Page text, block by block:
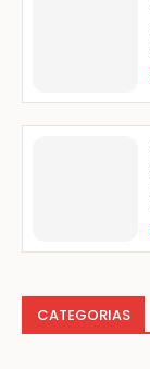
CATEGORIAS